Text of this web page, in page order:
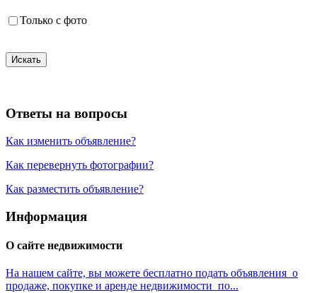
Только с фото
Искать
Ответы на вопросы
Как изменить объявление?
Как перевернуть фотографии?
Как разместить объявление?
Информация
О сайте недвижимости
На нашем сайте, вы можете бесплатно подать объявления о
продаже, покупке и аренде недвижимости по...